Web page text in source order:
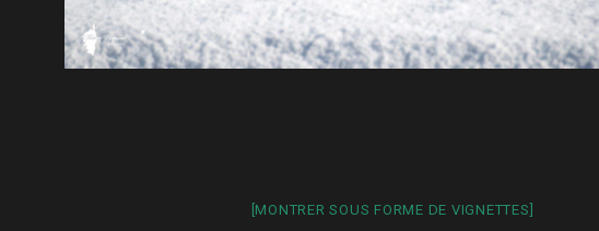
[MONTRER SOUS FORME DE VIGNETTES]